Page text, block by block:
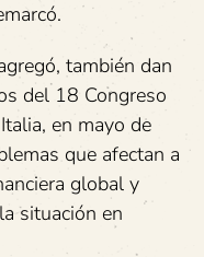
también dan
del 18 Congreso
en mayo de
que afectan a
global y
situación en